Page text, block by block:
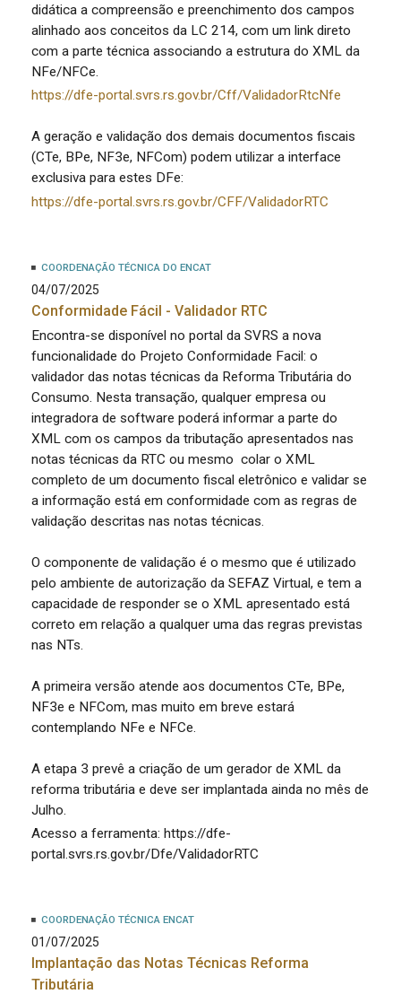
didática a compreensão e preenchimento dos campos
alinhado aos conceitos da LC 214, com um link direto
com a parte técnica associando a estrutura do XML da
NFe/NFCe.
https://dfe-portal.svrs.rs.gov.br/Cff/ValidadorRtcNfe
A geração e validação dos demais documentos fiscais
(CTe, BPe, NF3e, NFCom) podem utilizar a interface
exclusiva para estes DFe:
https://dfe-portal.svrs.rs.gov.br/CFF/ValidadorRTC
COORDENAÇÃO TÉCNICA DO ENCAT
04/07/2025
Conformidade Fácil - Validador RTC
Encontra-se disponível no portal da SVRS a nova
funcionalidade do Projeto Conformidade Facil: o
validador das notas técnicas da Reforma Tributária do
Consumo. Nesta transação, qualquer empresa ou
integradora de software poderá informar a parte do
XML com os campos da tributação apresentados nas
notas técnicas da RTC ou mesmo colar o XML
completo de um documento fiscal eletrônico e validar se
a informação está em conformidade com as regras de
validação descritas nas notas técnicas.
O componente de validação é o mesmo que é utilizado
pelo ambiente de autorização da SEFAZ Virtual, e tem a
capacidade de responder se o XML apresentado está
correto em relação a qualquer uma das regras previstas
nas NTs.
A primeira versão atende aos documentos CTe, BPe,
NF3e e NFCom, mas muito em breve estará
contemplando NFe e NFCe.
A etapa 3 prevê a criação de um gerador de XML da
reforma tributária e deve ser implantada ainda no mês de
Julho.
Acesso a ferramenta: https://dfe-
portal.svrs.rs.gov.br/Dfe/ValidadorRTC
COORDENAÇÃO TÉCNICA ENCAT
01/07/2025
Implantação das Notas Técnicas Reforma
Tributária